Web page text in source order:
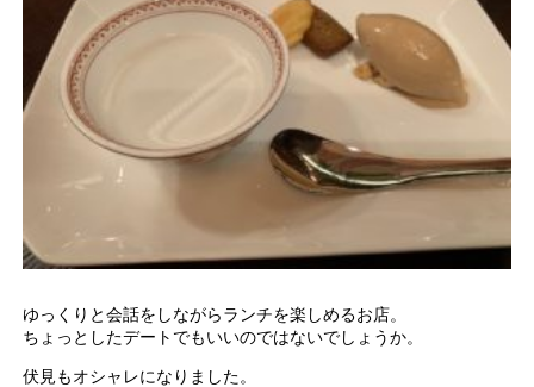
ゆっくりと会話をしながらランチを楽しめるお店。
ちょっとしたデートでもいいのではないでしょうか。
伏見もオシャレになりました。